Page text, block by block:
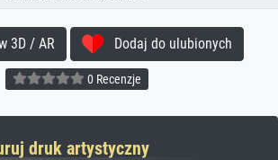
3D / AR Dodaj do ulubionych
0 Recenzje
druk artystyczny